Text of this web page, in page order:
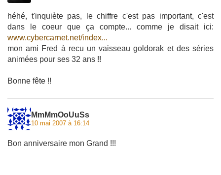
héhé, t'inquiète pas, le chiffre c'est pas important, c'est
dans le coeur que ça compte... comme je disait ici:
www.cybercarnet.net/index...
mon ami Fred à recu un vaisseau goldorak et des séries
animées pour ses 32 ans !!
Bonne fête !!
MmMmOoUuSs
10 mai 2007 à 16:14
Bon anniversaire mon Grand !!!